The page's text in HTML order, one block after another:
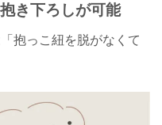
き下ろしが可能
抱っこ紐を脱がなくて